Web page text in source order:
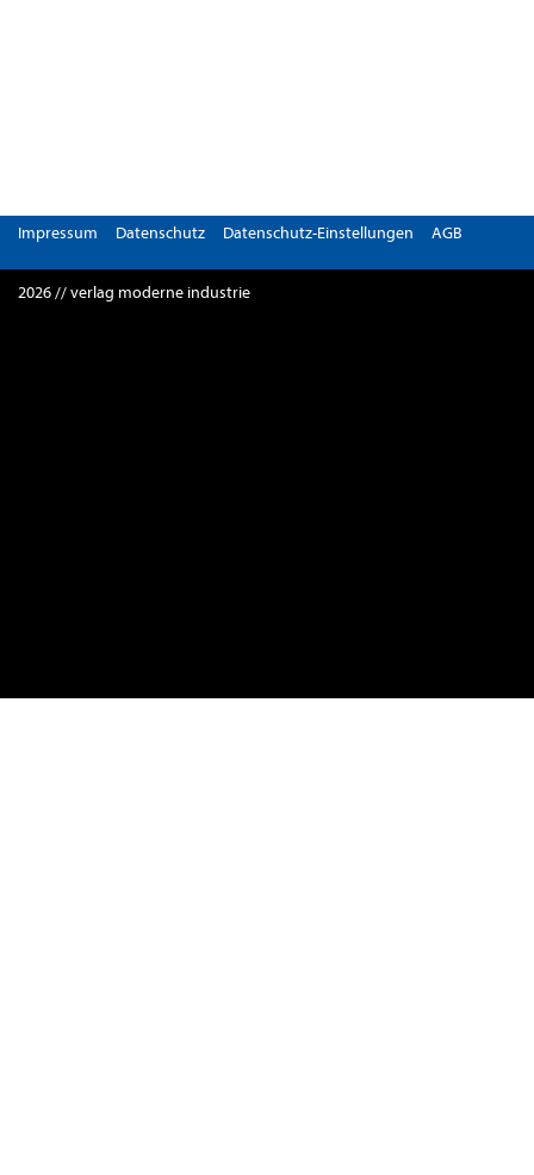
Impressum Datenschutz Datenschutz-Einstellungen AGB
2026 // verlag moderne industrie